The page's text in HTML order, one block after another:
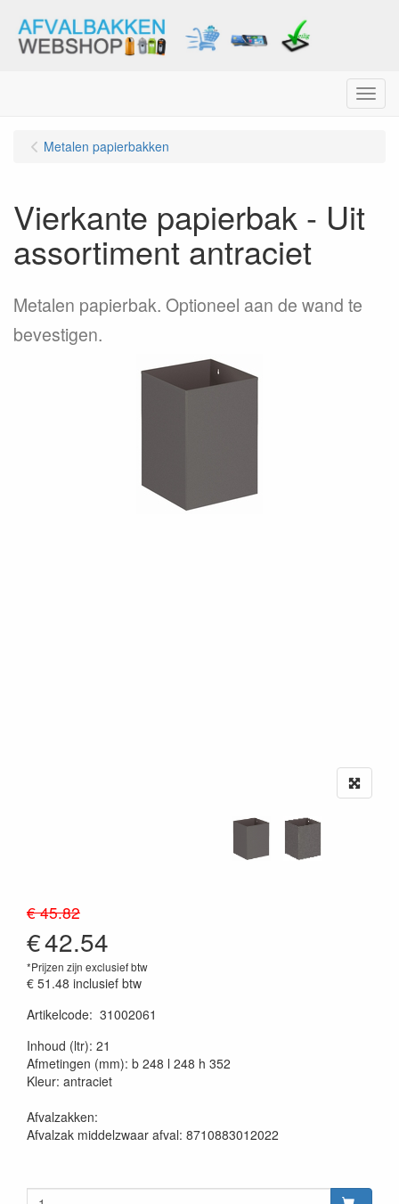
Menu
Metalen papierbakken
Vierkante papierbak - Uit
assortiment antraciet
Metalen papierbak. Optioneel aan de wand te
bevestigen.
€ 45.82
€42.54
*Prijzen zijn exclusief btw
€ 51.48 inclusief btw
Artikelcode: 31002061
Inhoud (ltr): 21
Afmetingen (mm): b 248 l 248 h 352
Kleur: antraciet
Afvalzakken:
Afvalzak middelzwaar afval: 8710883012022